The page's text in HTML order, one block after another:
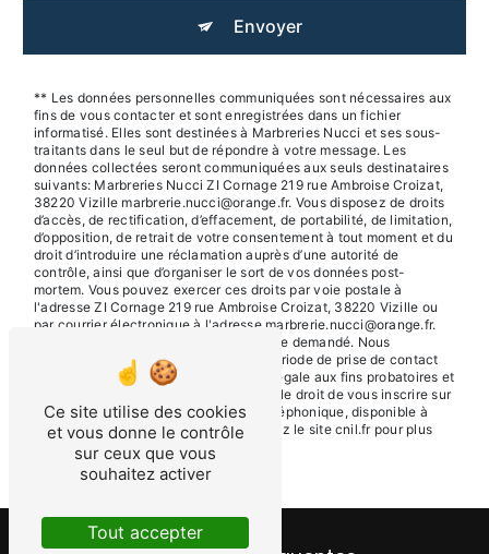
Envoyer
** Les données personnelles communiquées sont nécessaires aux
fins de vous contacter et sont enregistrées dans un fichier
informatisé. Elles sont destinées à Marbreries Nucci et ses sous-
traitants dans le seul but de répondre à votre message. Les
données collectées seront communiquées aux seuls destinataires
suivants: Marbreries Nucci ZI Cornage 219 rue Ambroise Croizat,
38220 Vizille marbrerie.nucci@orange.fr. Vous disposez de droits
d’accès, de rectification, d’effacement, de portabilité, de limitation,
d’opposition, de retrait de votre consentement à tout moment et du
droit d’introduire une réclamation auprès d’une autorité de
contrôle, ainsi que d’organiser le sort de vos données post-
mortem. Vous pouvez exercer ces droits par voie postale à
l'adresse ZI Cornage 219 rue Ambroise Croizat, 38220 Vizille ou
par courrier électronique à l'adresse marbrerie.nucci@orange.fr.
Un justificatif d'identité pourra vous être demandé. Nous
conservons vos données pendant la période de prise de contact
puis pendant la durée de prescription légale aux fins probatoires et
de gestion des contentieux. Vous avez le droit de vous inscrire sur
la liste d'opposition au démarchage téléphonique, disponible à
cette adresse:Bloctel.gouv.fr. Consultez le site cnil.fr pour plus
d’informations sur vos droits.
Ce site utilise des cookies
et vous donne le contrôle
sur ceux que vous
souhaitez activer
Tout accepter